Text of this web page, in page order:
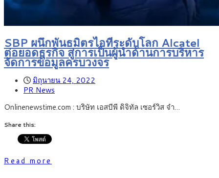
SBP ผนึกพันธมิตรไอทีระดับโลก Alcatel
ต่อยอดธุรกิจ สู่การเป็นผู้นำด้านการบริหาร
จัดการข้อมูลครบวงจร
มิถุนายน 24, 2022
PR News
Onlinenewstime.com : บริษัท เอสบีพี ดิจิทัล เซอร์วิส จำ…
Share this:
Read more